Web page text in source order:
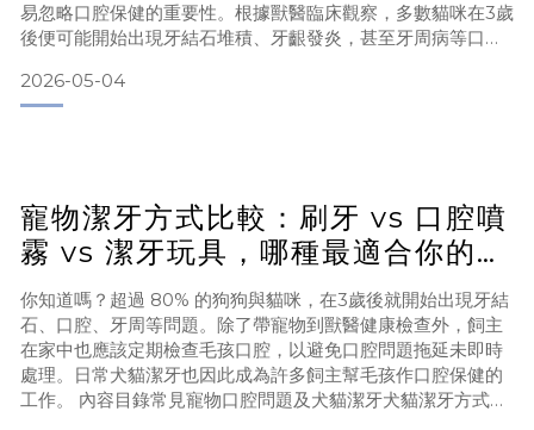
易忽略口腔保健的重要性。根據獸醫臨床觀察，多數貓咪在3歲
後便可能開始出現牙結石堆積、牙齦發炎，甚至牙周病等口腔
的口腔健康，不僅需要了解貓牙齒的構造與功能，也需要建立
正確的清潔習慣，並搭配合適的飲食管理，才能有效降低牙菌
2026-05-04
寵物潔牙方式比較：刷牙 vs 口腔噴
霧 vs 潔牙玩具，哪種最適合你的毛
孩？
你知道嗎？超過 80% 的狗狗與貓咪，在3歲後就開始出現牙結
石、口腔、牙周等問題。除了帶寵物到獸醫健康檢查外，飼主
在家中也應該定期檢查毛孩口腔，以避免口腔問題拖延未即時
處理。日常犬貓潔牙也因此成為許多飼主幫毛孩作口腔保健的
工作。 內容目錄常見寵物口腔問題及犬貓潔牙犬貓潔牙方式百